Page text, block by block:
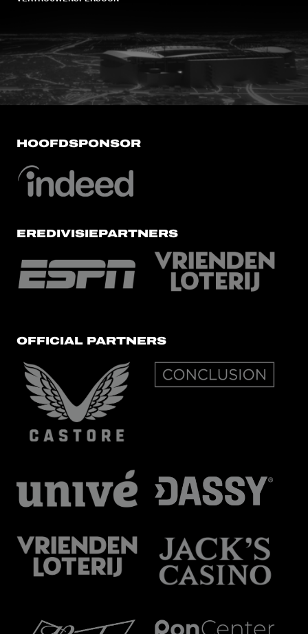
FC Utrecht<br>vanuit<br>het
HOOFDSPONSOR
EREDIVISIEPARTNERS
OFFICIAL PARTNERS